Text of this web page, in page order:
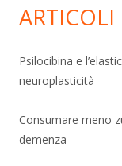
ARTICOLI
Psilocibina e
neuroplasticità
Consumare meno
demenza